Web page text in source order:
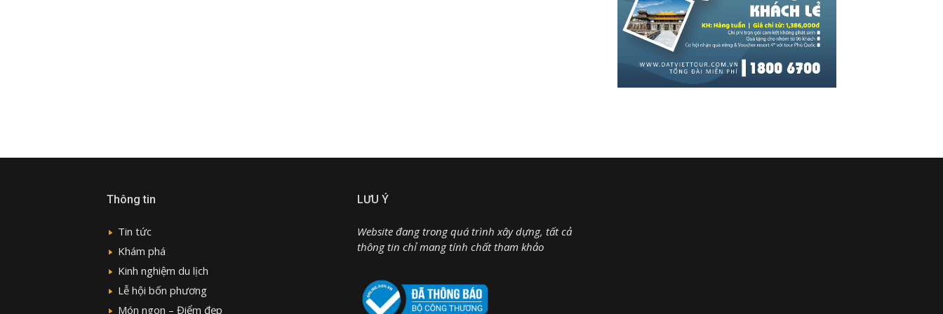
Thông tin
Tin tức
Khám phá
Kinh nghiệm du lịch
Lễ hội bốn phương
Món ngon – Điểm đẹp
LƯU Ý
Website đang trong quá trình xây dựng, tất cả
thông tin chỉ mang tính chất tham khảo